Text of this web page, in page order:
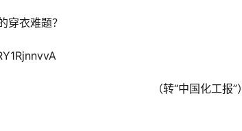
穿衣难题？
（转“中国化工报”）